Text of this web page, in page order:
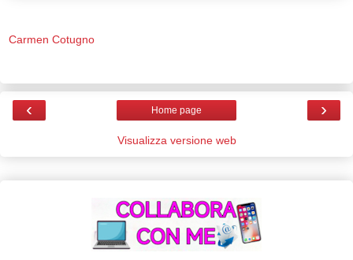
Carmen Cotugno
‹ ›
Home page
Visualizza versione web